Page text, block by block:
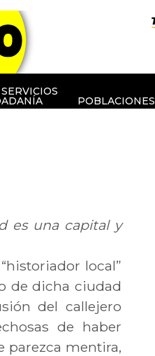
POBLACIONES
es una capital y
local”
de dicha ciudad
del callejero
de haber
parezca mentira,